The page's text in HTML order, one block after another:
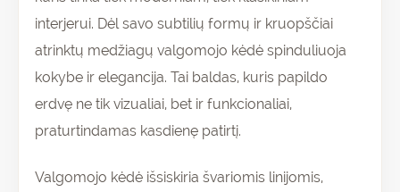
interjerui. Dėl savo subtilių formų ir kruopščiai
atrinktų medžiagų valgomojo kėdė spinduliuoja
kokybe ir elegancija. Tai baldas, kuris papildo
erdvę ne tik vizualiai, bet ir funkcionaliai,
praturtindamas kasdienę patirtį.
Valgomojo kėdė išsiskiria švariomis linijomis,